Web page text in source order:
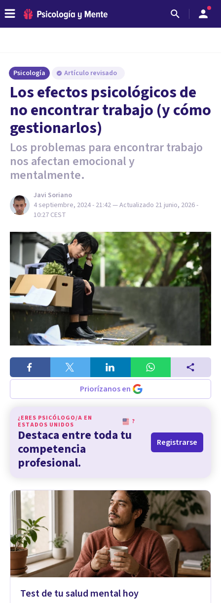
Psicología Artículo revisado
Los efectos psicológicos de
no encontrar trabajo (y cómo
gestionarlos)
Los problemas para encontrar trabajo
nos afectan emocional y
mentalmente.
Javi Soriano
4 septiembre, 2024 - 21:42— Actualizado 21 junio, 2026 -
10:27 CEST
Priorízanos en
¿ERES PSICÓLOGO/A EN
ESTADOS UNIDOS
?
Destaca entre toda tu
competencia
profesional.
Registrarse
Test de tu salud mental hoy